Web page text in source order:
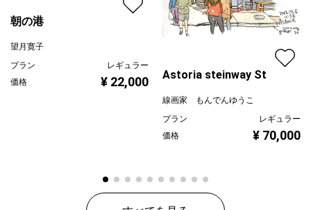
朝の港
望月寛子
プラン
レギュラー
価格
¥ 22,000 Astoria steinway St
線画家 もんでんゆうこ
プラン
レギュラー
価格
¥ 70,000